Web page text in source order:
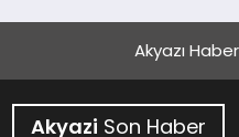
sayesinde
yönetimini
verimli hale
VRV
Türkiye’de
dokunmatik
desteği ve
Akyazı
Akyazi Son Haber